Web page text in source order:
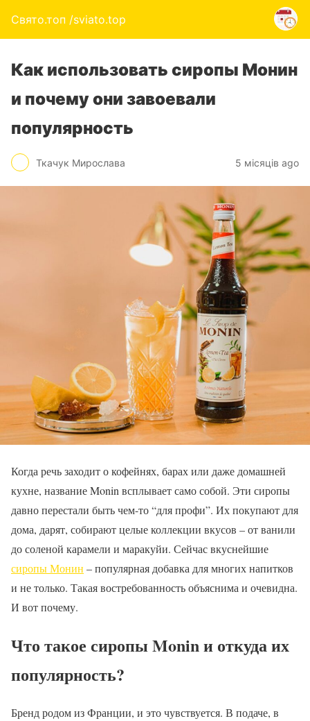
Свято.топ /sviato.top
Как использовать сиропы Монин
и почему они завоевали
популярность
Ткачук Мирослава 5 місяців ago
Когда речь заходит о кофейнях, барах или даже домашней
кухне, название Monin всплывает само собой. Эти сиропы
давно перестали быть чем-то “для профи”. Их покупают для
дома, дарят, собирают целые коллекции вкусов – от ванили
до соленой карамели и маракуйи. Сейчас вкуснейшие
сиропы Монин – популярная добавка для многих напитков
и не только. Такая востребованность объяснима и очевидна.
И вот почему.
Что такое сиропы Monin и откуда их
популярность?
Бренд родом из Франции, и это чувствуется. В подаче, в